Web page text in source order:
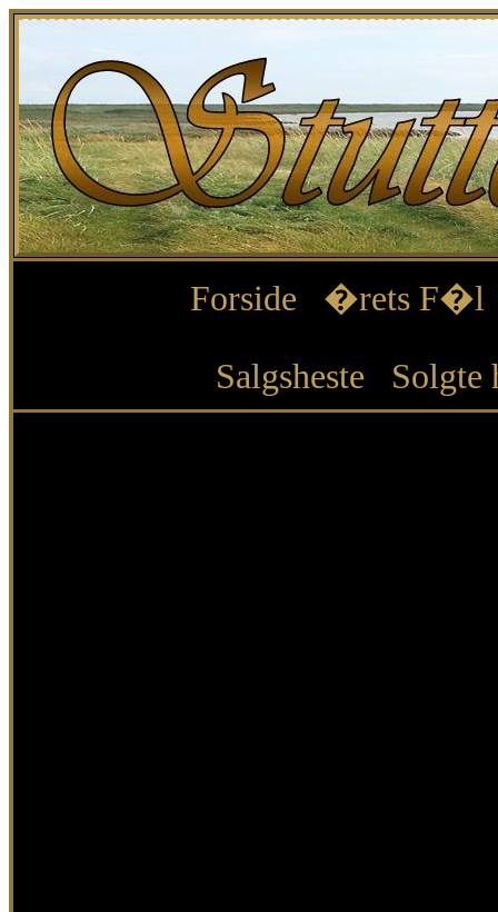
Forside
�rets F�l
Salgsheste
Solgte